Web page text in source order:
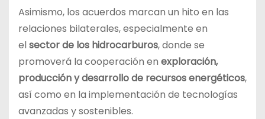
Asimismo, los acuerdos marcan un hito en las
relaciones bilaterales, especialmente en
elsector de los hidrocarburos, donde se
promoverá la cooperación en exploración,
producción y desarrollo de recursos energéticos,
así como en la implementación de tecnologías
avanzadas y sostenibles.